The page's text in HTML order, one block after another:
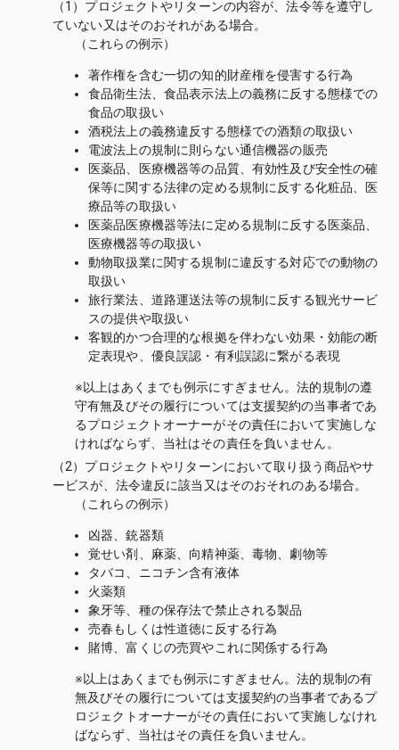
（1）プロジェクトやリターンの内容が、法令等を遵守し
ていない又はそのおそれがある場合。
（これらの例示）
著作権を含む一切の知的財産権を侵害する行為
食品衛生法、食品表示法上の義務に反する態様での
食品の取扱い
酒税法上の義務違反する態様での酒類の取扱い
電波法上の規制に則らない通信機器の販売
医薬品、医療機器等の品質、有効性及び安全性の確
保等に関する法律の定める規制に反する化粧品、医
療品等の取扱い
医薬品医療機器等法に定める規制に反する医薬品、
医療機器等の取扱い
動物取扱業に関する規制に違反する対応での動物の
取扱い
旅行業法、道路運送法等の規制に反する観光サービ
スの提供や取扱い
客観的かつ合理的な根拠を伴わない効果・効能の断
定表現や、優良誤認・有利誤認に繋がる表現
※以上はあくまでも例示にすぎません。法的規制の遵
守有無及びその履行については支援契約の当事者であ
るプロジェクトオーナーがその責任において実施しな
ければならず、当社はその責任を負いません。
（2）プロジェクトやリターンにおいて取り扱う商品やサ
ービスが、法令違反に該当又はそのおそれのある場合。
（これらの例示）
凶器、銃器類
覚せい剤、麻薬、向精神薬、毒物、劇物等
タバコ、ニコチン含有液体
火薬類
象牙等、種の保存法で禁止される製品
売春もしくは性道徳に反する行為
賭博、富くじの売買やこれに関係する行為
※以上はあくまでも例示にすぎません。法的規制の有
無及びその履行については支援契約の当事者であるプ
ロジェクトオーナーがその責任において実施しなけれ
ばならず、当社はその責任を負いません。